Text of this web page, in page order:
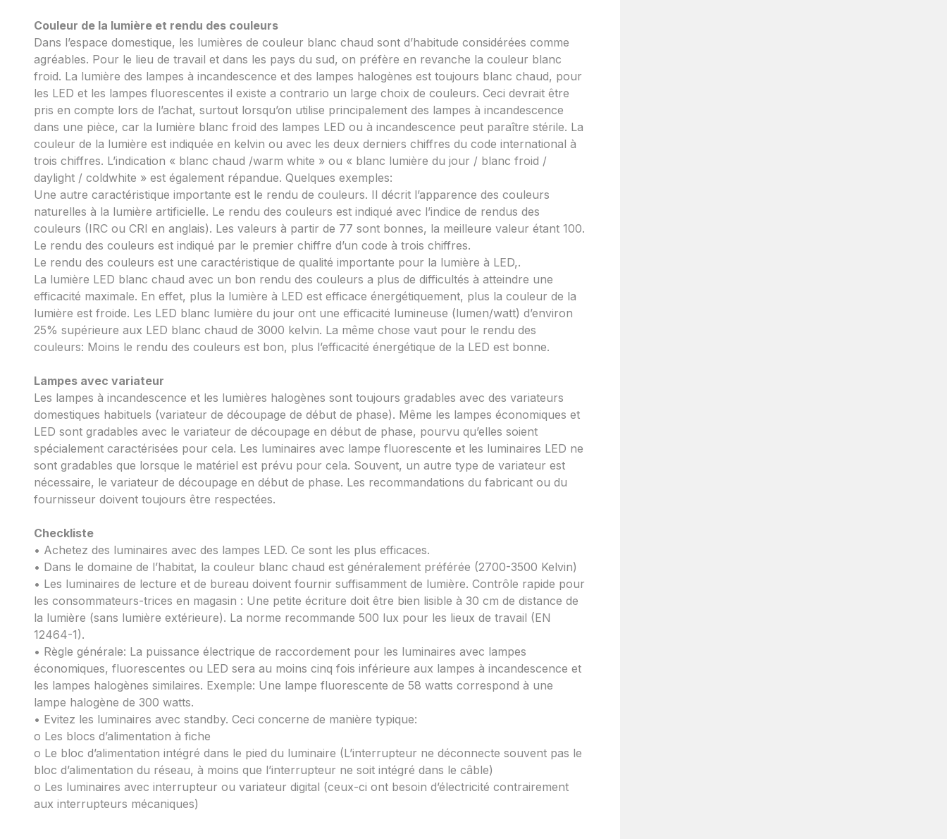
Couleur de la lumière et rendu des couleurs
Dans l’espace domestique, les lumières de couleur blanc chaud sont d’habitude considérées comme
agréables. Pour le lieu de travail et dans les pays du sud, on préfère en revanche la couleur blanc
froid. La lumière des lampes à incandescence et des lampes halogènes est toujours blanc chaud, pour
les LED et les lampes fluorescentes il existe a contrario un large choix de couleurs. Ceci devrait être
pris en compte lors de l’achat, surtout lorsqu’on utilise principalement des lampes à incandescence
dans une pièce, car la lumière blanc froid des lampes LED ou à incandescence peut paraître stérile. La
couleur de la lumière est indiquée en kelvin ou avec les deux derniers chiffres du code international à
trois chiffres. L’indication « blanc chaud /warm white » ou « blanc lumière du jour / blanc froid /
daylight / coldwhite » est également répandue. Quelques exemples:
Une autre caractéristique importante est le rendu de couleurs. Il décrit l’apparence des couleurs
naturelles à la lumière artificielle. Le rendu des couleurs est indiqué avec l’indice de rendus des
couleurs (IRC ou CRI en anglais). Les valeurs à partir de 77 sont bonnes, la meilleure valeur étant 100.
Le rendu des couleurs est indiqué par le premier chiffre d’un code à trois chiffres.
Le rendu des couleurs est une caractéristique de qualité importante pour la lumière à LED,.
La lumière LED blanc chaud avec un bon rendu des couleurs a plus de difficultés à atteindre une
efficacité maximale. En effet, plus la lumière à LED est efficace énergétiquement, plus la couleur de la
lumière est froide. Les LED blanc lumière du jour ont une efficacité lumineuse (lumen/watt) d’environ
25% supérieure aux LED blanc chaud de 3000 kelvin. La même chose vaut pour le rendu des
couleurs: Moins le rendu des couleurs est bon, plus l’efficacité énergétique de la LED est bonne.
Lampes avec variateur
Les lampes à incandescence et les lumières halogènes sont toujours gradables avec des variateurs
domestiques habituels (variateur de découpage de début de phase). Même les lampes économiques et
LED sont gradables avec le variateur de découpage en début de phase, pourvu qu’elles soient
spécialement caractérisées pour cela. Les luminaires avec lampe fluorescente et les luminaires LED ne
sont gradables que lorsque le matériel est prévu pour cela. Souvent, un autre type de variateur est
nécessaire, le variateur de découpage en début de phase. Les recommandations du fabricant ou du
fournisseur doivent toujours être respectées.
Checkliste
• Achetez des luminaires avec des lampes LED. Ce sont les plus efficaces.
• Dans le domaine de l’habitat, la couleur blanc chaud est généralement préférée (2700-3500 Kelvin)
• Les luminaires de lecture et de bureau doivent fournir suffisamment de lumière. Contrôle rapide pour
les consommateurs-trices en magasin : Une petite écriture doit être bien lisible à 30 cm de distance de
la lumière (sans lumière extérieure). La norme recommande 500 lux pour les lieux de travail (EN
12464-1).
• Règle générale: La puissance électrique de raccordement pour les luminaires avec lampes
économiques, fluorescentes ou LED sera au moins cinq fois inférieure aux lampes à incandescence et
les lampes halogènes similaires. Exemple: Une lampe fluorescente de 58 watts correspond à une
lampe halogène de 300 watts.
• Evitez les luminaires avec standby. Ceci concerne de manière typique:
o Les blocs d’alimentation à fiche
o Le bloc d’alimentation intégré dans le pied du luminaire (L’interrupteur ne déconnecte souvent pas le
bloc d’alimentation du réseau, à moins que l’interrupteur ne soit intégré dans le câble)
o Les luminaires avec interrupteur ou variateur digital (ceux-ci ont besoin d’électricité contrairement
aux interrupteurs mécaniques)